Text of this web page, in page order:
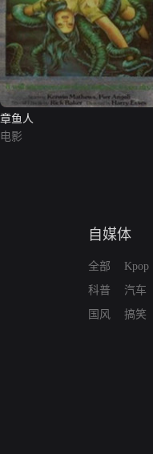
章鱼人
电影
自媒体
全部
科普
国风
Kpop
汽车
搞笑